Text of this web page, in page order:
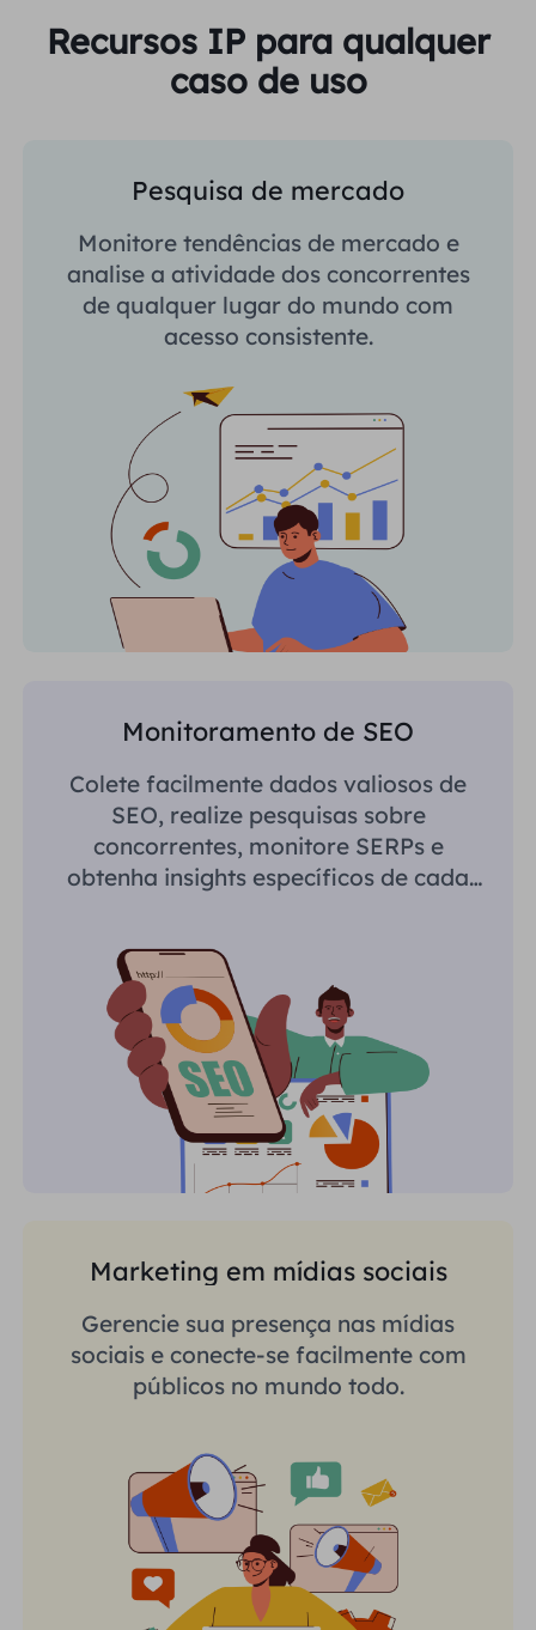
Recursos IP para qualquer
caso de uso
Pesquisa de mercado
Monitore tendências de mercado e
analise a atividade dos concorrentes
de qualquer lugar do mundo com
acesso consistente.
Monitoramento de SEO
Colete facilmente dados valiosos de
SEO, realize pesquisas sobre
concorrentes, monitore SERPs e
obtenha insights específicos de cada
Marketing em mídias sociais
Gerencie sua presença nas mídias
sociais e conecte-se facilmente com
públicos no mundo todo.